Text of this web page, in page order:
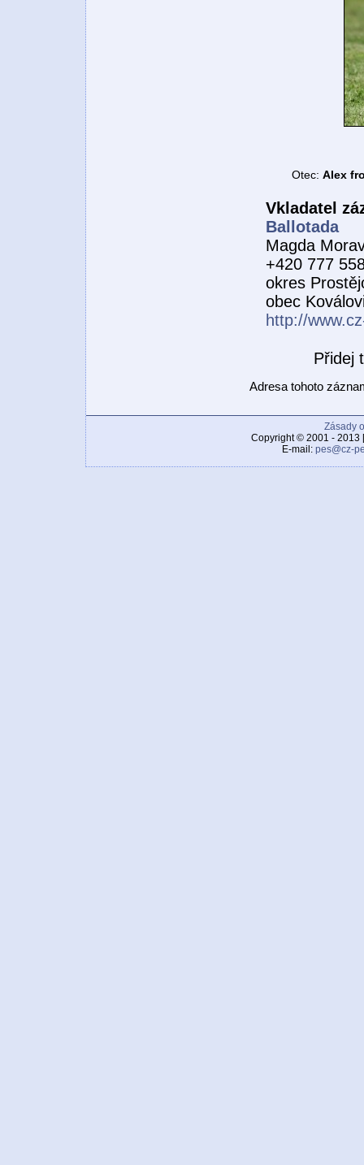
Otec: Alex
Vkladatel
Ballotada
Magda
+420 777
okres
obec
http://
Přidej
Adresa tohoto
Zásady
Copyright © 2001 - 2013
E-mail: pes@cz-